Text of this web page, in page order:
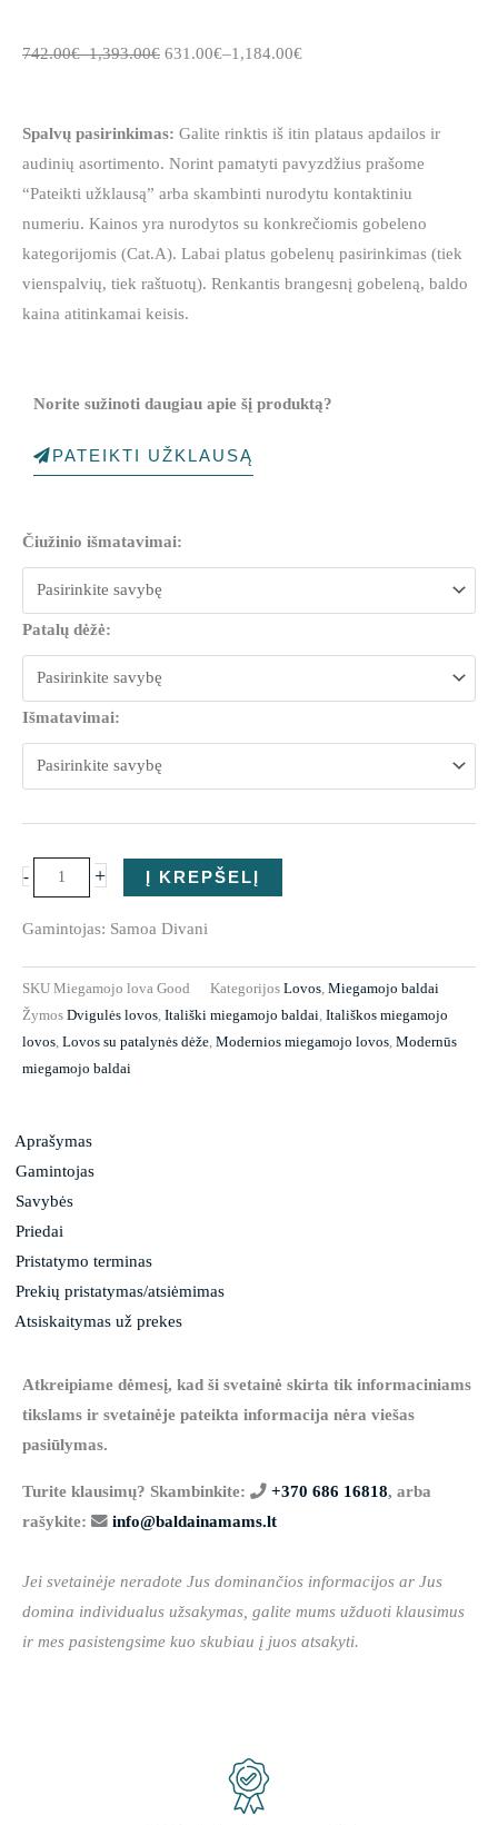
742.00€–1,393.00€ 631.00€–1,184.00€
Spalvų pasirinkimas: Galite rinktis iš itin plataus apdailos ir
audinių asortimento. Norint pamatyti pavyzdžius prašome
“Pateikti užklausą” arba skambinti nurodytu kontaktiniu
numeriu. Kainos yra nurodytos su konkrečiomis gobeleno
kategorijomis (Cat.A). Labai platus gobelenų pasirinkimas (tiek
vienspalvių, tiek raštuotų). Renkantis brangesnį gobeleną, baldo
kaina atitinkamai keisis.
Norite sužinoti daugiau apie šį produktą?
PATEIKTI UŽKLAUSĄ
Čiužinio išmatavimai:
Patalų dėžė:
Išmatavimai:
-
kiekis:
Miegamojo
Good
+ Į KREPŠELĮ
Gamintojas: Samoa Divani
SKU Miegamojo lova Good Kategorijos Lovos Miegamojo baldai
Žymos Dvigulės lovos Itališki miegamojo baldai Itališkos miegamojo
lovos Lovos su patalynės dėže Modernios miegamojo lovos Modernūs
miegamojo baldai
Aprašymas
Gamintojas
Savybės
Priedai
Pristatymo terminas
Prekių pristatymas/atsiėmimas
Atsiskaitymas už prekes
Atkreipiame dėmesį, kad ši svetainė skirta tik informaciniams
tikslams ir svetainėje pateikta informacija nėra viešas
pasiūlymas.
Turite klausimų? Skambinkite: +370 686 16818, arba
rašykite:
info@baldainamams.lt
Jei svetainėje neradote Jus dominančios informacijos ar Jus
domina individualus užsakymas, galite mums užduoti klausimus
ir mes pasistengsime kuo skubiau į juos atsakyti.